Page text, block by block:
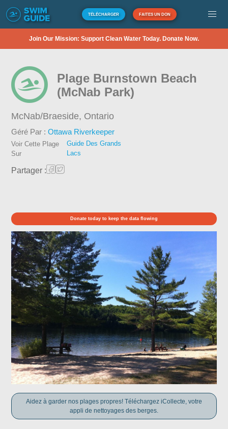
TÉLÉCHARGER FAITES UN DON
Join Our Mission: Support Clean Water Today. Donate Now.
Plage Burnstown Beach
(McNab Park)
McNab/Braeside, Ontario
Géré Par :Ottawa Riverkeeper
Voir Cette Plage
Sur
Guide Des Grands
Lacs
Partager :
Donate today to keep the data flowing
Aidez à garder nos plages propres! Téléchargez iCollecte, votre
appli de nettoyages des berges.